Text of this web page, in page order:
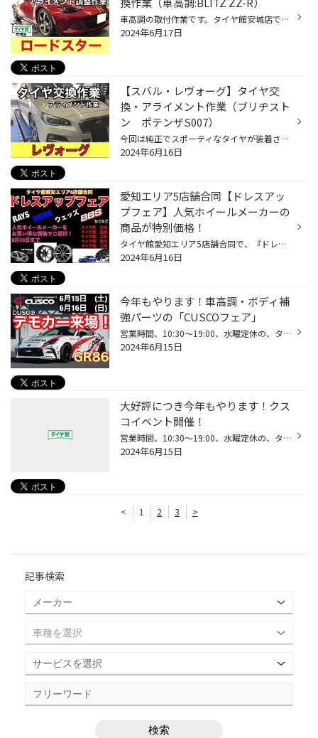
車高調の取付作業です。タイヤ館安城店で今年に足廻り交換を実施した車種ランキング１位は、マツダ ロードスター。そんなロードスターにBLITZの車高調「ZZ-R」を取付しました。 ＜＜作業詳細＞＞ 車種：マツダ ロードスター（ND系） 車高調：BLITZ ZZ-R 車高調「BLITZ ZZ-R」の特徴は、 単筒式(モノ...
2024年6月17日
【スバル・レヴォーグ】タイヤ交
換・アライメント作業（ブリヂスト
ン ポテンザS007）
今回は純正でスポーティなタイヤが装着されている事をご説明させて頂き、元々の性能を 維持したいとのご要望から、こちらのタイヤになりました。 ＜＜作業詳細＞＞ 車種：スバル レヴォーグ タイヤ銘柄：ブリヂストン POTENZA S007A（ポテンザ） タイヤサイズ：215/50R17 「POTENZA S007A」を一言...
2024年6月16日
愛知エリア5店舗合同【ドレスアッ
プフェア】人気ホイールメーカーの
商品が特別価格！
タイヤ館愛知エリア5店舗合同で、『ドレスアップフェア』を開催致します。 レイズ・BBS・ウェッズ・WORK などなど 人気ホイールメーカーの商品を 特別価格にてご提供致します！ ドレスアップフェア開催店舗は、下記の5店舗です。 タイヤ館安城（愛知県安城市三河安城本町） タイヤ館豊橋（愛知県豊...
2024年6月16日
今年もやります！車高調・ボディ補
強パーツの「CUSCOフェア」
営業時間、10:30～19:00、水曜定休の、タイヤ館安城店です。 タイヤ館安城店では、車高調やボディ補強パーツの国内メーカー『CUSCO』のイベント「CUSCOフェア」開催しています。 イベント期間中だからできる「特別価格」にて商品をご提供中です！ みなさまのご来店、お待ちしております。
2024年6月15日
大好評につき今年もやります！クス
コイベント開催！
営業時間、10:30～19:00、水曜定休の、タイヤ館安城店です。 タイヤ館安城店では、車高調やボディ補強パーツの国内メーカー『CUSCO』のイベント「CUSCOフェア」開催しています。 イベント期間中だからできる「特別価格」にて商品をご提供中です！ みなさまのご来店、お待ちしております。
2024年6月15日
< 1 2 3 >
記事検索